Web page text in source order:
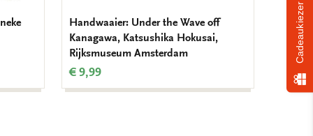
Handwaaier: Under the Wave off
Kanagawa, Katsushika Hokusai,
Rijksmuseum Amsterdam
€ 9,99 €
Cadeaukiezer